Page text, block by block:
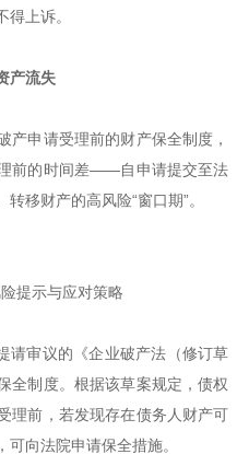
上诉。
产流失
产申请受理前的财产保全制度，
前的时间差——自申请提交至法
移财产的高风险“窗口期”。
提示与应对策略
请审议的《企业破产法（修订草
全制度。根据该草案规定，债权
理前，若发现存在债务人财产可
向法院申请保全措施。